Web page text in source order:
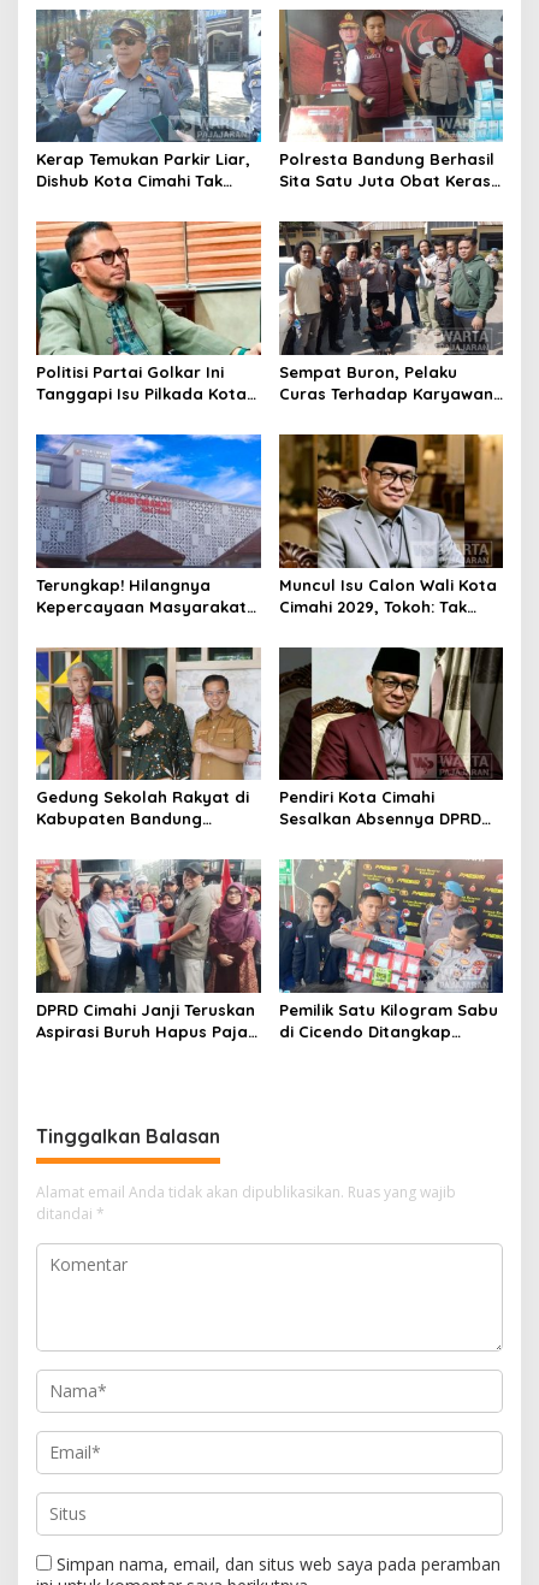
Motor Berknalpot Brong
Riau
Kerap Temukan Parkir Liar,
Dishub Kota Cimahi Tak
Pembinaan
Polresta Bandung Berhasil
Sita Satu Juta Obat Keras
Kasus Narkoba
Politisi Partai Golkar Ini
Tanggapi Isu Pilkada Kota
Sempat Buron, Pelaku
Curas Terhadap Karyawan
Ditangkap Polisi
Terungkap! Hilangnya
Kepercayaan Masyarakat
Rebranding RSUD Cibabat
Muncul Isu Calon Wali Kota
Cimahi 2029, Tokoh: Tak
Legitimasi Parpol
Gedung Sekolah Rakyat di
Kabupaten Bandung
Siap Tampung Dua Ribu
Siswa
Pendiri Kota Cimahi
Sesalkan Absennya DPRD
Rebranding RSUD Cibabat
DPRD Cimahi Janji Teruskan
Aspirasi Buruh Hapus Pajak
Pemilik Satu Kilogram Sabu
di Cicendo Ditangkap
Tinggalkan Balasan
Alamat email Anda tidak akan dipublikasikan. Ruas yang wajib
ditandai *
Simpan nama, email, dan situs web saya pada peramban